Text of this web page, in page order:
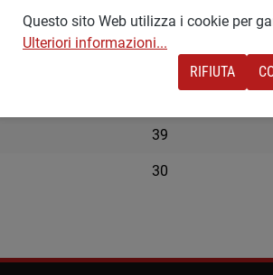
39
30
Questo sito Web utilizza i cookie per
Ulteriori informazioni...
RIFIUTA